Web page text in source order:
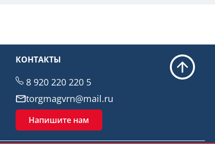
КОНТАКТЫ
8 920 220 220 5
torgmagvrn@mail.ru
Напишите нам